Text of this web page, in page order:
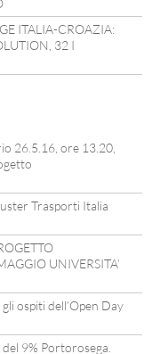
ITALIA-CROAZIA:
32 I
26.5.16, ore 13.20,
Trasporti Italia
UNIVERSITA’
ospiti dell’Open Day
9% Portorosega.